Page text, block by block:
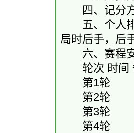
四、记分方
五、个人排
局时后手，后
六、赛程安
轮次 时间
第1轮
第2轮
第3轮
第4轮